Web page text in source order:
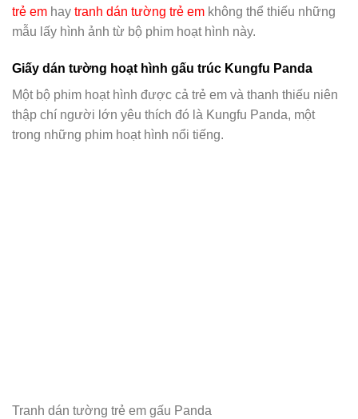
trẻ em hay tranh dán tường trẻ em không thể thiếu những
mẫu lấy hình ảnh từ bộ phim hoạt hình này.
Giấy dán tường hoạt hình gấu trúc Kungfu Panda
Một bộ phim hoạt hình được cả trẻ em và thanh thiếu niên
thập chí người lớn yêu thích đó là Kungfu Panda, một
trong những phim hoạt hình nổi tiếng.
Tranh dán tường trẻ em gấu Panda